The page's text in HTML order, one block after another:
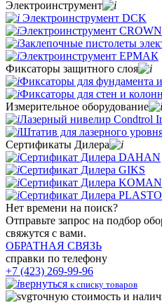
Электроинструмент
Электроинструмент DCK
Электроинструмент CROWN
Заклепочные пистолеты
Электроинструмент ЕРМАК
Фиксаторы защитного слоя
Фиксаторы для фундамента
Фиксаторы для стен и колонн
Измерительное оборудование
Лазерный нивелир Condtrol
Штатив для лазерного
Сертификаты Дилера
Сертификат Дилера DAHAN
Сертификат Дилера GIKS
Сертификат Дилера KOMAN
Сертификат Дилера PLASTO
Нет времени на поиск?
Отправьте запрос на подбор
свяжутся с вами.
ОБРАТНАЯ СВЯЗЬ
справки по телефону
+7 (423) 269-99-96
вернуться к списку товаров
точную стоимость и